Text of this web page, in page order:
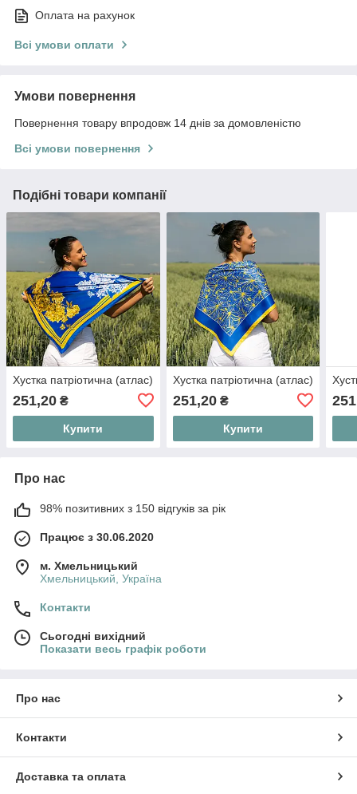
Оплата на рахунок
Всі умови оплати
Умови повернення
Повернення товару впродовж 14 днів за домовленістю
Всі умови повернення
Подібні товари компанії
Хустка патріотична (атлас)
251,20 ₴
Купити
Хустка патріотична (атлас)
251,20₴
Купити
Про нас
98% позитивних з 150 відгуків за рік
Працює з 30.06.2020
м. Хмельницький
Хмельницький, Україна
Контакти
Сьогодні вихідний
Показати весь графік роботи
Про нас
Контакти
Доставка та оплата